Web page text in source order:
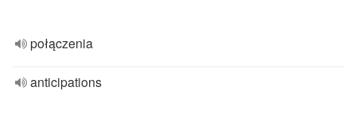
połączenia
anticipations